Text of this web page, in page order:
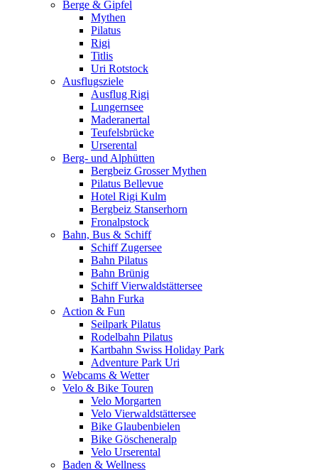
Berge & Gipfel
Mythen
Pilatus
Rigi
Titlis
Uri Rotstock
Ausflugsziele
Ausflug Rigi
Lungernsee
Maderanertal
Teufelsbrücke
Urserental
Berg- und Alphütten
Bergbeiz Grosser Mythen
Pilatus Bellevue
Hotel Rigi Kulm
Bergbeiz Stanserhorn
Fronalpstock
Bahn, Bus & Schiff
Schiff Zugersee
Bahn Pilatus
Bahn Brünig
Schiff Vierwaldstättersee
Bahn Furka
Action & Fun
Seilpark Pilatus
Rodelbahn Pilatus
Kartbahn Swiss Holiday Park
Adventure Park Uri
Webcams & Wetter
Velo & Bike Touren
Velo Morgarten
Velo Vierwaldstättersee
Bike Glaubenbielen
Bike Göscheneralp
Velo Urserental
Baden & Wellness